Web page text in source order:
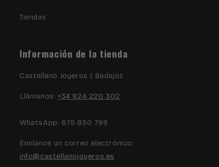
Tiendas
Información de la tienda
Castellano Joyeros | Badajoz
Llámanos: +34 924 220 302
WhatsApp: 675 850 799
Envíanos un correo electrónico:
info@castellanojoyeros.es